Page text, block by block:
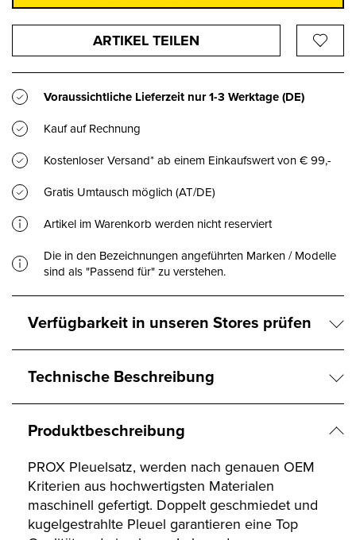
ARTIKEL TEILEN
Voraussichtliche Lieferzeit nur1-3 Werktage(DE)
Kauf auf Rechnung
Kostenloser Versand* ab einem Einkaufswert von € 99,-
Gratis Umtausch möglich (AT/DE)
Artikel im Warenkorb werden nicht reserviert
Die in den Bezeichnungen angeführten Marken / Modelle
sind als "Passend für" zu verstehen.
Verfügbarkeit in unseren Stores prüfen
Technische Beschreibung
Produktbeschreibung
PROX Pleuelsatz, werden nach genauen OEM
Kriterien aus hochwertigsten Materialen
maschinell gefertigt. Doppelt geschmiedet und
kugelgestrahlte Pleuel garantieren eine Top